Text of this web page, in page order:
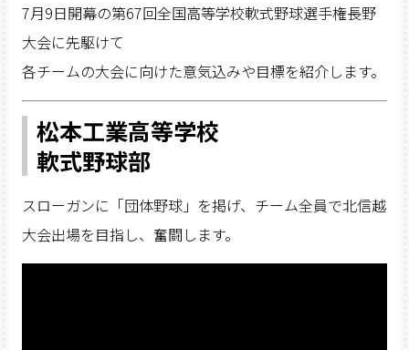
7月9日開幕の第67回全国高等学校軟式野球選手権長野
大会に先駆けて
各チームの大会に向けた意気込みや目標を紹介します。
松本工業高等学校
軟式野球部
スローガンに「団体野球」を掲げ、チーム全員で北信越
大会出場を目指し、奮闘します。